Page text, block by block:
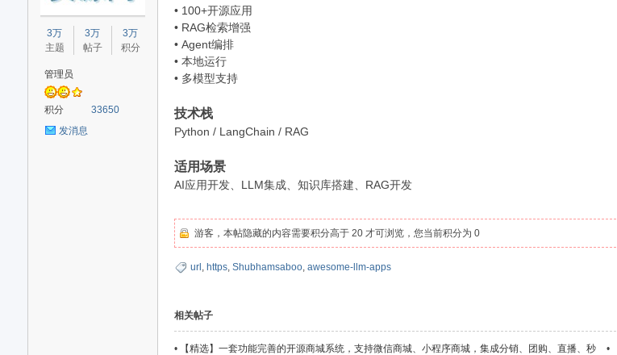
3万
主题
3万
帖子
3万
积分
管理员
积分
33650
发消息
• 100+开源应用
• RAG检索增强
• Agent编排
• 本地运行
• 多模型支持
技术栈
Python / LangChain / RAG
适用场景
AI应用开发、LLM集成、知识库搭建、RAG开发
游客，本帖隐藏的内容需要积分高于 20 才可浏览，您当前积分为 0
url , https, Shubhamsaboo, awesome-llm-apps
相关帖子
•
【精选】一套功能完善的开源商城系统，支持微信商城、小程序商城，集成分销、团购、直播、秒
•